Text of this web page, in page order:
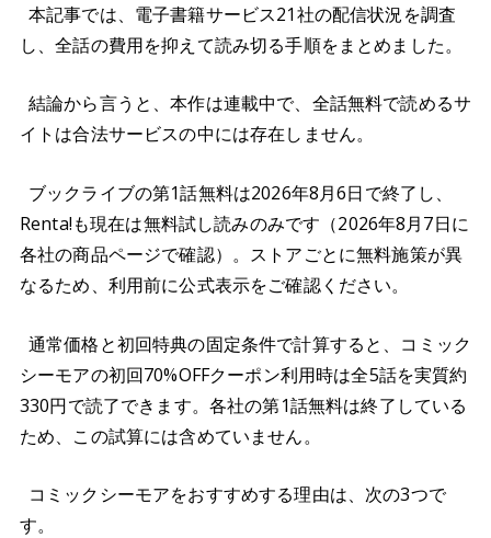
本記事では、電子書籍サービス21社の配信状況を調査
し、全話の費用を抑えて読み切る手順をまとめました。
結論から言うと、本作は連載中で、全話無料で読めるサ
イトは合法サービスの中には存在しません。
ブックライブの第1話無料は2026年8月6日で終了し、
Renta!も現在は無料試し読みのみです（2026年8月7日に
各社の商品ページで確認）。ストアごとに無料施策が異
なるため、利用前に公式表示をご確認ください。
通常価格と初回特典の固定条件で計算すると、コミック
シーモアの初回70%OFFクーポン利用時は全5話を実質約
330円で読了できます。各社の第1話無料は終了している
ため、この試算には含めていません。
コミックシーモアをおすすめする理由は、次の3つで
す。